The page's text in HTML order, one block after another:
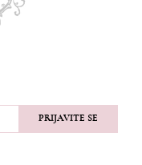
PRIJAVITE SE